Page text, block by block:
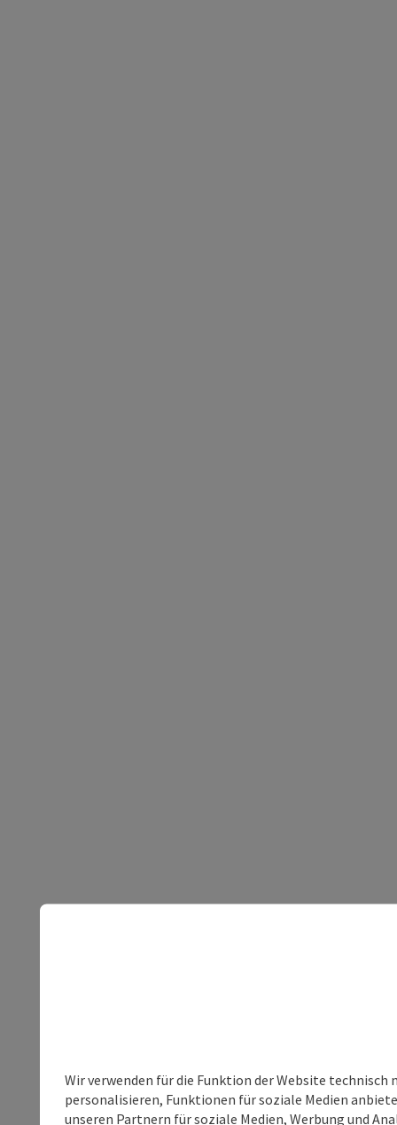
Wir verwenden für die Funktion der Website
personalisieren, Funktionen für soziale Medien
unseren Partnern für soziale Medien, Werbung und